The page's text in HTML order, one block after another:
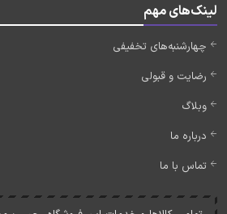
لینک‌های مهم
چهارشنبه‌های تخفیفی
رضایت و قبولی
وبلاگ
درباره ما
تماس با ما